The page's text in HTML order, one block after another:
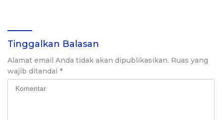
Tinggalkan Balasan
Alamat email Anda tidak akan dipublikasikan. Ruas yang
wajib ditandai *